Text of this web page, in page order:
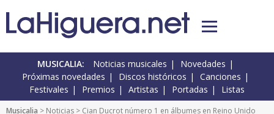
MUSICALIA: Noticias musicales
Novedades
Próximas novedades
Discos históricos
Canciones
Festivales
Premios Artistas Portadas Listas
Musicalia > Noticias > Cian Ducrot número 1 en álbumes en Reino Unido